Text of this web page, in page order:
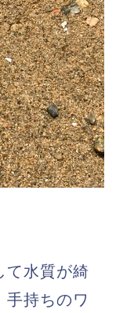
て水質が綺
手持ちのワ